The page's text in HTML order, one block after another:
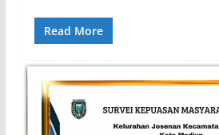
Read More